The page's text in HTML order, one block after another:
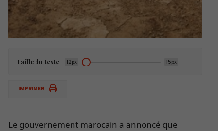
Taille du texte 12px 15px
IMPRIMER
Le gouvernement marocain a annoncé que